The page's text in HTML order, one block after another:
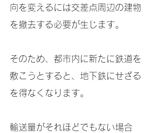
向を変えるには交差点周辺の建物
を撤去する必要が生じます。
そのため、都市内に新たに鉄道を
敷こうとすると、地下鉄にせざる
を得なくなります。
輸送量がそれほどでもない場合